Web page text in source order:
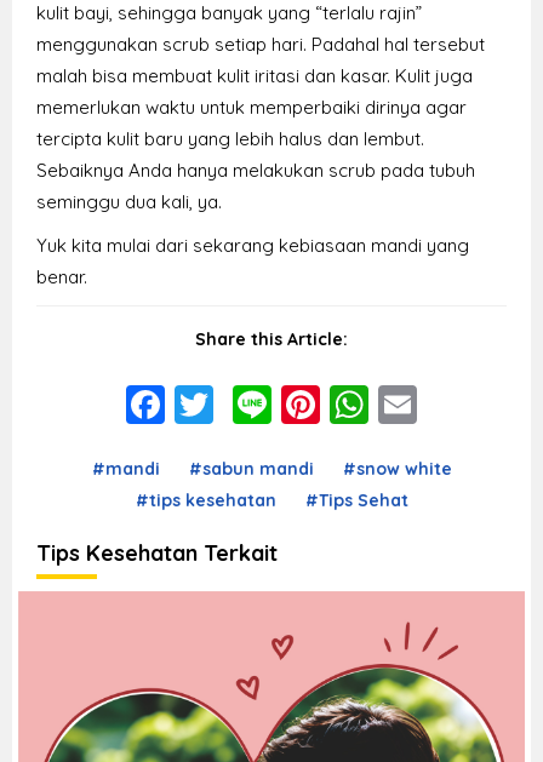
kulit bayi, sehingga banyak yang “terlalu rajin”
menggunakan scrub setiap hari. Padahal hal tersebut
malah bisa membuat kulit iritasi dan kasar. Kulit juga
memerlukan waktu untuk memperbaiki dirinya agar
tercipta kulit baru yang lebih halus dan lembut.
Sebaiknya Anda hanya melakukan scrub pada tubuh
seminggu dua kali, ya.
Yuk kita mulai dari sekarang kebiasaan mandi yang
benar.
Share this Article:
Facebook
Twitter
LinePinterest
#mandi #sabun mandi
#snow white
#tips kesehatan
#Tips Sehat
Tips Kesehatan Terkait